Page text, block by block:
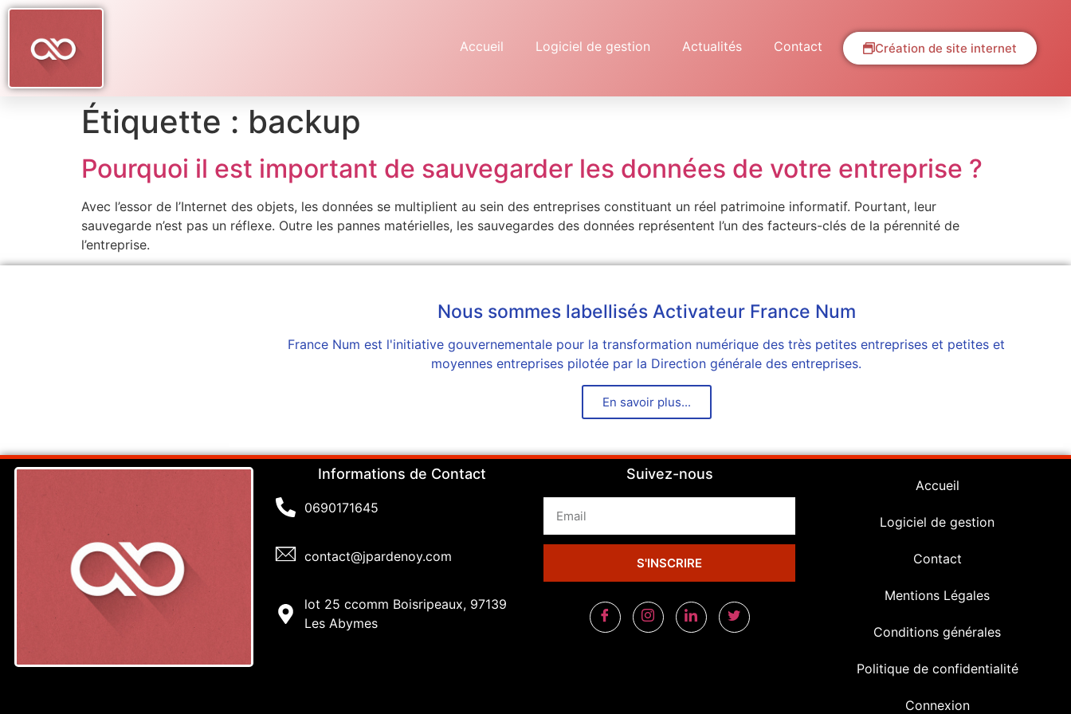
Accueil Logiciel de gestion Actualités Contact Création de site internet
Étiquette : backup
Pourquoi il est important de sauvegarder les données de votre entreprise ?
Avec l’essor de l’Internet des objets, les données se multiplient au sein des entreprises constituant un réel patrimoine informatif. Pourtant, leur
sauvegarde n’est pas un réflexe. Outre les pannes matérielles, les sauvegardes des données représentent l’un des facteurs-clés de la pérennité de
l’entreprise.
Nous sommes labellisés Activateur France Num
France Num est l'initiative gouvernementale pour la transformation numérique des très petites entreprises et petites et
moyennes entreprises pilotée par la Direction générale des entreprises.
En savoir plus...
Informations de Contact
0690171645
contact@jpardenoy.com
lot 25 ccomm Boisripeaux, 97139
Les Abymes
Suivez-nous
S'INSCRIRE
Accueil
Logiciel de gestion
Contact
Mentions Légales
Conditions générales
Politique de confidentialité
Connexion